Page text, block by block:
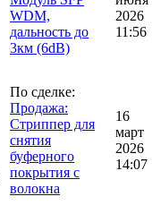
WDM,
дальность до
3км (6dB)
2026
11:56
По сделке:
Продажа:
Стриппер для
снятия
буферного
покрытия с
волокна
16
март
2026
14:07